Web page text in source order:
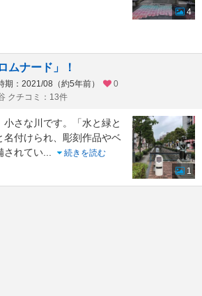
4
ムナード」！
期：2021/08（約5年前）
0
クチコミ：13件
さな川です。「水と緑と
付けられ、彫刻作品やベ
されてい...
続きを読む
1